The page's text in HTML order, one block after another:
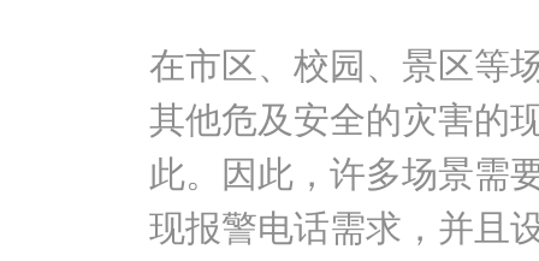
在市区、校园、景区等
其他危及安全的灾害的
此。因此，许多场景需
现报警电话需求，并且